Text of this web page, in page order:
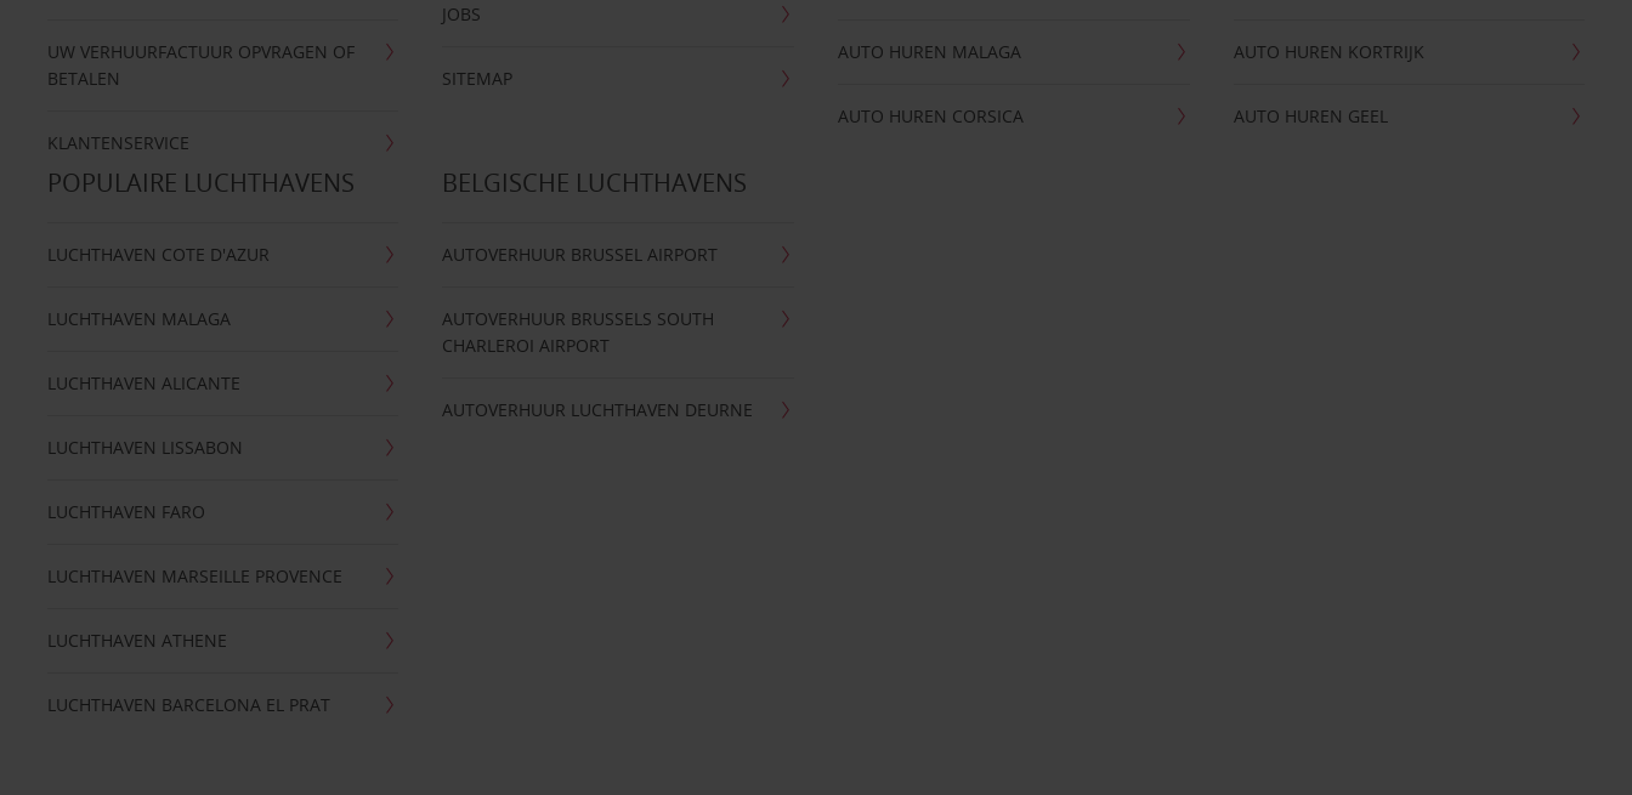
UW VERHUURFACTUUR OPVRAGEN OF
BETALEN
KLANTENSERVICE
JOBS
SITEMAP
AUTO HUREN MALAGA
AUTO HUREN CORSICA
AUTO HUREN KORTRIJK
AUTO HUREN GEEL
POPULAIRE LUCHTHAVENS
LUCHTHAVEN COTE D'AZUR
LUCHTHAVEN MALAGA
LUCHTHAVEN ALICANTE
LUCHTHAVEN LISSABON
LUCHTHAVEN FARO
LUCHTHAVEN MARSEILLE PROVENCE
LUCHTHAVEN ATHENE
LUCHTHAVEN BARCELONA EL PRAT
BELGISCHE LUCHTHAVENS
AUTOVERHUUR BRUSSEL AIRPORT
AUTOVERHUUR BRUSSELS SOUTH
CHARLEROI AIRPORT
AUTOVERHUUR LUCHTHAVEN DEURNE